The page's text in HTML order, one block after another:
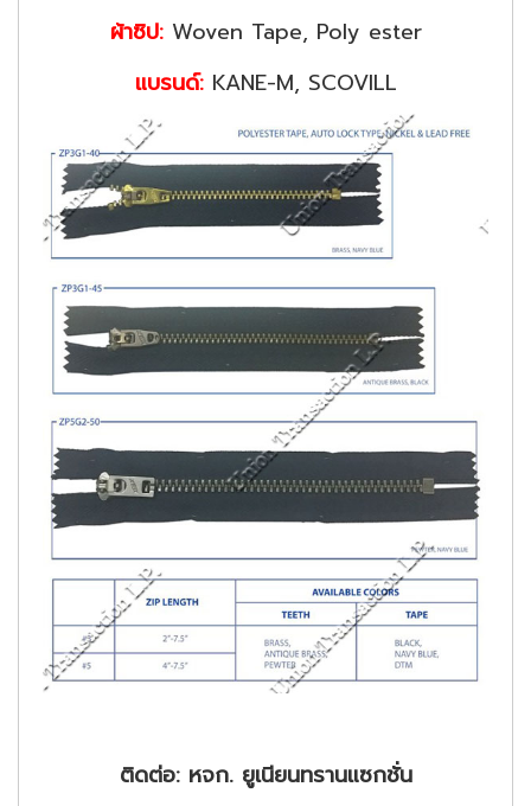
ผ้าซิป:Woven Tape, Poly ester
แบรนด์: KANE-M, SCOVILL
ติดต่อ: หจก. ยูเนียนทรานแซกชั่น